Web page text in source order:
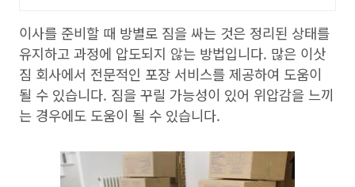
이사를 준비할 때 방별로 짐을 싸는 것은 정리된 상태를
유지하고 과정에 압도되지 않는 방법입니다. 많은 이삿
짐 회사에서 전문적인 포장 서비스를 제공하여 도움이
될 수 있습니다. 짐을 꾸릴 가능성이 있어 위압감을 느끼
는 경우에도 도움이 될 수 있습니다.